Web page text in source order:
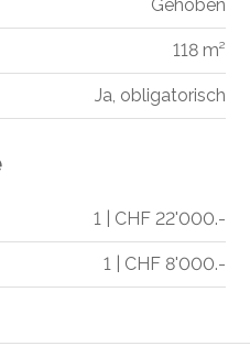
Gehoben
118 m²
Ja, obligatorisch
1 | CHF 22'000.-
1 | CHF 8'000.-